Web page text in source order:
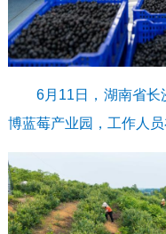
6月11日，湖南省长
博蓝莓产业园，工作人